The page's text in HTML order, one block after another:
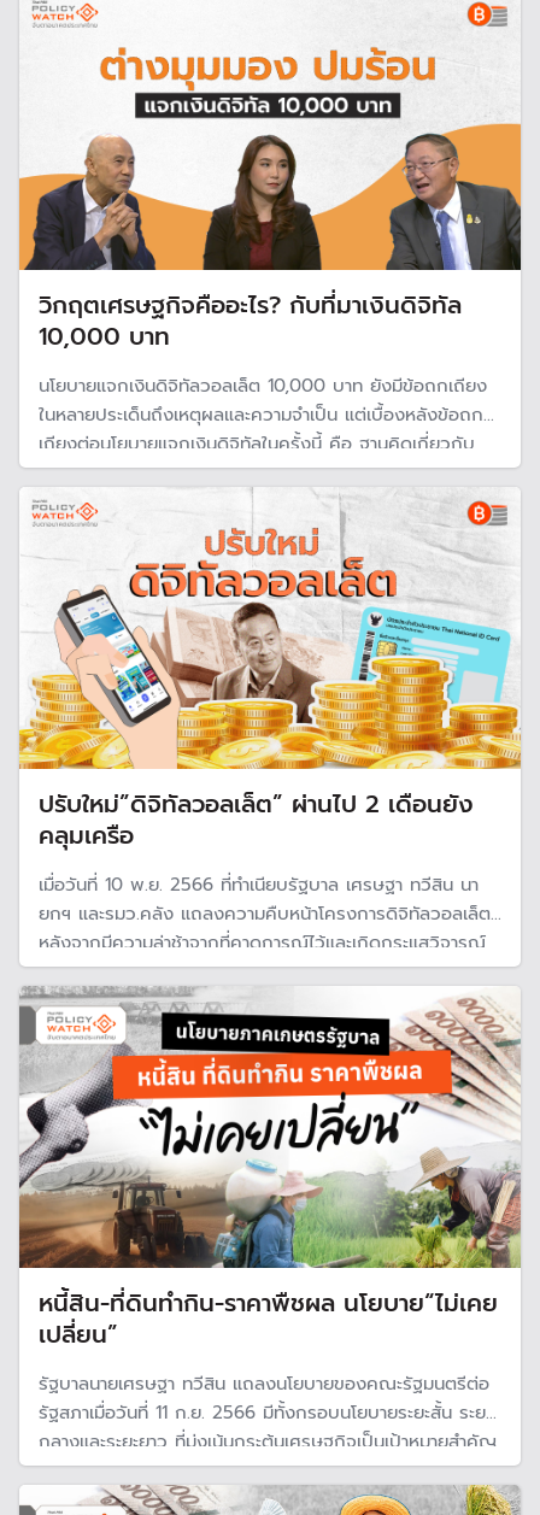
วิกฤตเศรษฐกิจคืออะไร? กับที่มาเงินดิจิทัล
10,000 บาท
นโยบายแจกเงินดิจิทัลวอลเล็ต 10,000 บาท ยังมีข้อถกเถียง
ในหลายประเด็นถึงเหตุผลและความจำเป็น แต่เบื้องหลังข้อถก
เถียงต่อนโยบายแจกเงินดิจิทัลในครั้งนี้ คือ ฐานคิดเกี่ยวกับ
เศรษฐกิจ โดยรัฐบาลย้ำว่าเศรษฐกิจ "วิกฤต" จำเป็นต้องมี
การกระตุ้น ในขณะที่ฝ่ายค้านอย่างพรรคก้าวไกลมองว่ายังไม่
ถึงขั้นวิกฤต
ปรับใหม่”ดิจิทัลวอลเล็ต” ผ่านไป 2 เดือนยัง
คลุมเครือ
เมื่อวันที่ 10 พ.ย. 2566 ที่ทำเนียบรัฐบาล เศรษฐา ทวีสิน นา
ยกฯ และรมว.คลัง แถลงความคืบหน้าโครงการดิจิทัลวอลเล็ต
หลังจากมีความล่าช้าจากที่คาดการณ์ไว้และเกิดกระแสวิจารณ์
อย่างกว้างขวาง ซึ่งเป็นการแถลงในรายละเอียดครั้งแรกของ
นายเศรษฐาและยืนยันว่ารัฐบาลจะดำเนินการนโยบายนี้เพื่อ
กระตุ้นเศรษฐกิจ
หนี้สิน-ที่ดินทำกิน-ราคาพืชผล นโยบาย“ไม่เคย
เปลี่ยน”
รัฐบาลนายเศรษฐา ทวีสิน แถลงนโยบายของคณะรัฐมนตรีต่อ
รัฐสภาเมื่อวันที่ 11 ก.ย. 2566 มีทั้งกรอบนโยบายระยะสั้น ระยะ
กลางและระยะยาว ที่มุ่งเน้นกระตุ้นเศรษฐกิจเป็นเป้าหมายสำคัญ
และนโยบายภาคเกษตร นับว่าเป็นหนึ่งในนโยบายสำคัญของ
รัฐบาล เช่นเดียวกับรัฐบาลชุดก่อน ๆ